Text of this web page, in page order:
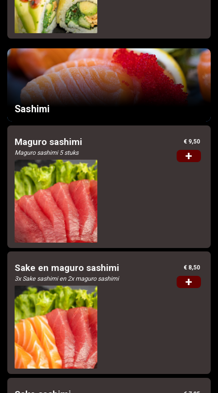
Sashimi
Maguro sashimi
Maguro sashimi 5 stuks
€ 9,50
+
Sake en maguro sashimi
3x Sake sashimi en 2x maguro sashimi
€ 8,50
+